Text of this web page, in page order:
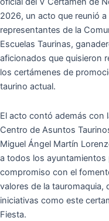
2026, un acto que reunió a
representantes de la
Escuelas Taurinas,
aficionados que quisieron
los certámenes de promoci
taurino actual.
El acto contó además con
Centro de Asuntos
Miguel Ángel Martín
a todos los
compromiso con el
valores de la
iniciativas como este
Fiesta.